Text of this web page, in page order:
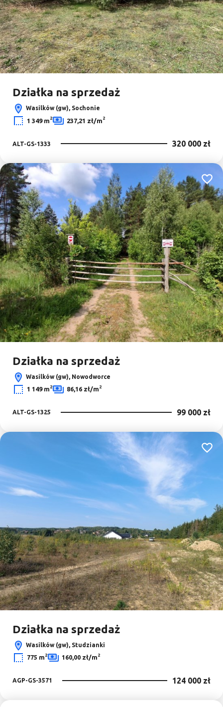
Działka na sprzedaż
Wasilków (gw), Sochonie
1 349 m2 237,21 zł/m2
ALT-GS-1333 320 000 zł
Działka na sprzedaż
Wasilków (gw), Nowodworce
1 149 m2 86,16 zł/m2
ALT-GS-1325 99 000 zł
Działka na sprzedaż
Wasilków (gw), Studzianki
775 m2 160,00 zł/m2
AGP-GS-3571 124 000 zł